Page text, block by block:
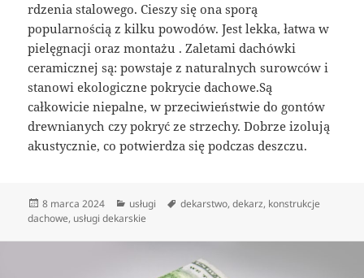
rdzenia stalowego. Cieszy się ona sporą
popularnością z kilku powodów. Jest lekka, łatwa w
pielęgnacji oraz montażu . Zaletami dachówki
ceramicznej są: powstaje z naturalnych surowców i
stanowi ekologiczne pokrycie dachowe.Są
całkowicie niepalne, w przeciwieństwie do gontów
drewnianych czy pokryć ze strzechy. Dobrze izolują
akustycznie, co potwierdza się podczas deszczu.
Data
publikacji
8 marca 2024 Kategorie
usługi Tagi
dekarstwo,dekarz, konstrukcje
dachowe, usługi dekarskie